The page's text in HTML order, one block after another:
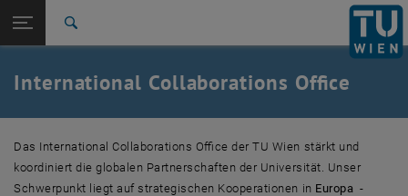
TU Login
Quicklinks
Quicklinks-Menü umschalten
Studium
Karriere
Zurück: Subseiten von International Relations and Global Affairs
Zurück zur letzten Ebene:
International Relations and Global
Affairs
International Collaborations Office
Das International Collaborations Office der TU Wien stärkt und
koordiniert die globalen Partnerschaften der Universität. Unser
Schwerpunkt liegt auf strategischen Kooperationen in Europa -